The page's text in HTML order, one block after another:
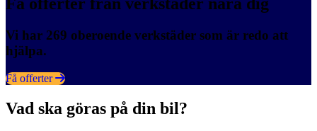
Få offerter från verkstäder nära dig
Vi har 269 oberoende verkstäder som är redo att
hjälpa.
Få offerter
Vad ska göras på din bil?